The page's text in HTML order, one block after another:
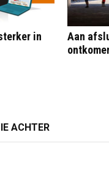
in
Aan
ACHTER